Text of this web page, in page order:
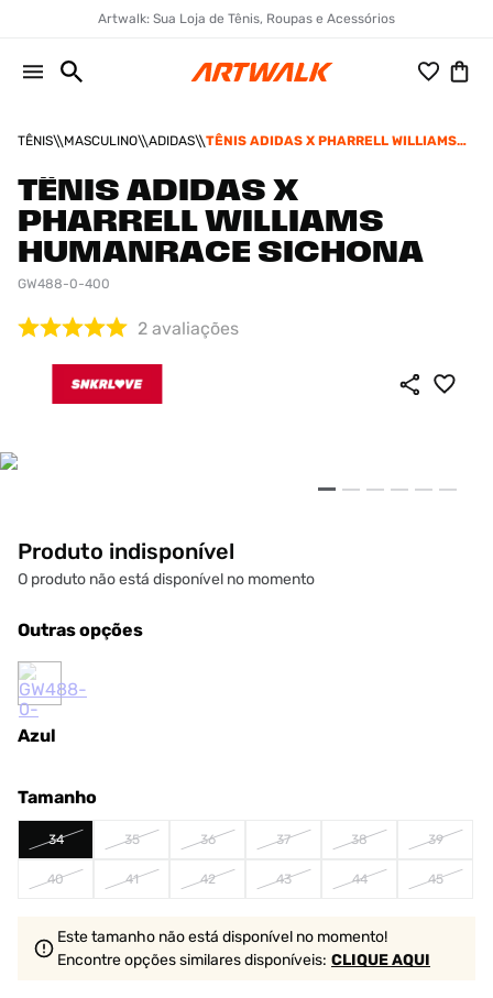
Artwalk: Sua Loja de Tênis, Roupas e Acessórios
TÊNIS MASCULINO ADIDAS
TÊNIS ADIDAS X PHARRELL WILLIAMS
TÊNIS ADIDAS X
PHARRELL WILLIAMS
HUMANRACE SICHONA
GW488-0-400
2 avaliações
Produto indisponível
O produto não está disponível no momento
Outras opções
Azul
Tamanho
34 35 36 37 38 39
40 41 42 43 44 45
Este tamanho não está disponível no momento!
Encontre opções similaresdisponíveis: CLIQUE AQUI